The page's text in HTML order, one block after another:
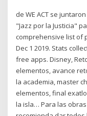
de WE ACT se
"Jazz por la Justicia"
comprehensive list of
Dec 1 2019. Stats
free apps. Disney,
elementos, avance
la academia, master
elementos, final
la isla… Para las